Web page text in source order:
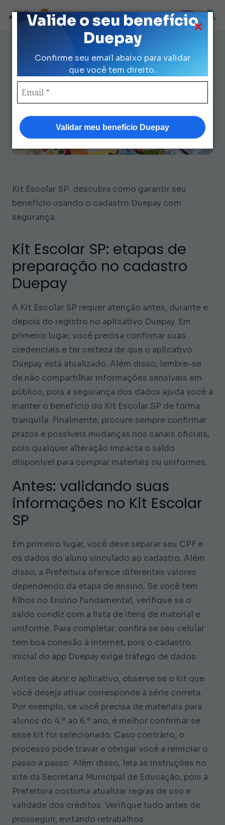
Valide o seu benefício
Duepay
Confirme seu email abaixo para validar
que você tem direito.
Validar meu benefício Duepay
Loja Credenciada para auxilio Uniforme
e Kit Escolar da Prefeitura de São Paulo
Escolar Kit Cadastro Duepay: 7
Dicas para Evitar Erros
Kit Escolar SP: descubra como garantir seu
benefício usando o cadastro Duepay com
segurança.
Kit Escolar SP: etapas de
preparação no cadastro
Duepay
A Kit Escolar SP requer atenção antes, durante e
depois do registro no aplicativo Duepay. Em
primeiro lugar, você precisa confirmar suas
credenciais e ter certeza de que o aplicativo
Duepay está atualizado. Além disso, lembre-se
de não compartilhar informações sensíveis em
público, pois a segurança dos dados ajuda você a
manter o benefício do Kit Escolar SP de forma
tranquila. Finalmente, procure sempre confirmar
prazos e possíveis mudanças nos canais oficiais,
pois qualquer alteração impacta o saldo
disponível para comprar materiais ou uniformes.
Antes: validando suas
informações no Kit Escolar
SP
Em primeiro lugar, você deve separar seu CPF e
os dados do aluno vinculado ao cadastro. Além
disso, a Prefeitura oferece diferentes valores
dependendo da etapa de ensino. Se você tem
filhos no Ensino Fundamental, verifique se o
saldo condiz com a lista de itens de material e
uniforme. Para completar, confira se seu celular
tem boa conexão à internet, pois o cadastro
inicial do app Duepay exige tráfego de dados.
Antes de abrir o aplicativo, observe se o kit que
você deseja ativar corresponde à série correta.
Por exemplo, se você precisa de materiais para
alunos do 4.º ao 6.º ano, é melhor confirmar se
esse kit foi selecionado. Caso contrário, o
processo pode travar e obrigar você a reiniciar o
passo a passo. Além disso, leia as instruções no
site da Secretaria Municipal de Educação, pois a
Prefeitura costuma atualizar regras de uso e
validade dos créditos. Verifique tudo antes de
prosseguir, evitando retrabalhos.